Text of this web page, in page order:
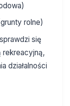
rolne)
się
rekreacyjną,
działalności